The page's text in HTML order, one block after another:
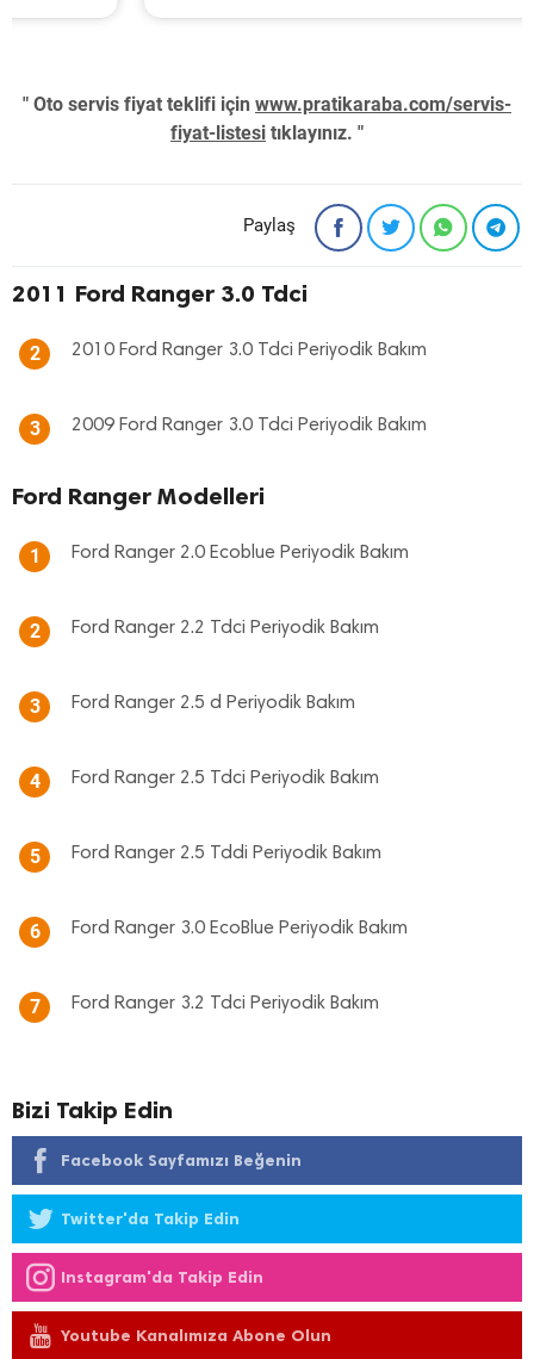
" Oto servis fiyat teklifi için www.pratikaraba.com/servis-
fiyat-listesi tıklayınız. "
Paylaş
2011 Ford Ranger 3.0 Tdci
2 2010 Ford Ranger 3.0 Tdci Periyodik Bakım
3 2009 Ford Ranger 3.0 Tdci Periyodik Bakım
Ford Ranger Modelleri
1 Ford Ranger 2.0 Ecoblue Periyodik Bakım
2 Ford Ranger 2.2 Tdci Periyodik Bakım
3 Ford Ranger 2.5 d Periyodik Bakım
4 Ford Ranger 2.5 Tdci Periyodik Bakım
5 Ford Ranger 2.5 Tddi Periyodik Bakım
6 Ford Ranger 3.0 EcoBlue Periyodik Bakım
7 Ford Ranger 3.2 Tdci Periyodik Bakım
Bizi Takip Edin
Facebook Sayfamızı Beğenin
Twitter'da Takip Edin
Instagram'da Takip Edin
Youtube Kanalımıza Abone Olun